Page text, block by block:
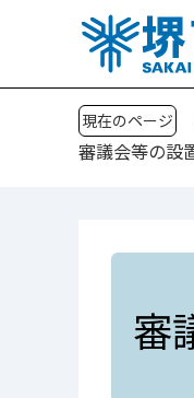
現在のページ
審議会等の設
審